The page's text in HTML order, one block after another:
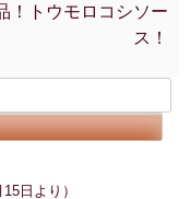
！トウモロコシソー
ス！
日より）